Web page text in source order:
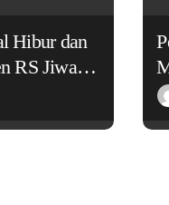
Hibur dan
RS Jiwa